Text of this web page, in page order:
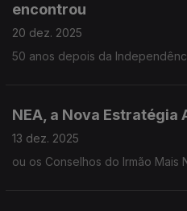
encontrou
20 dez. 2025
50 anos depois da
NEA, a Nova Estratégia
13 dez. 2025
ou os Conselhos do Irmão Mais